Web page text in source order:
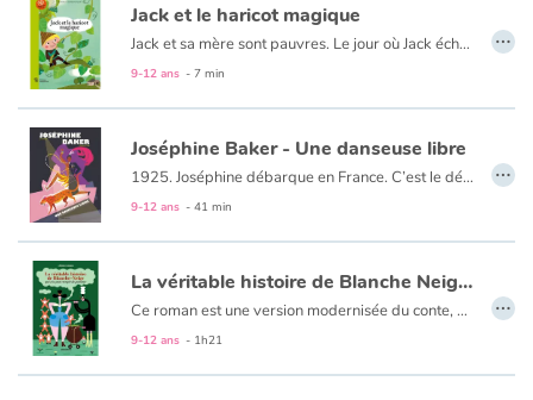
Fêtes et évènements
Amour et amitié
Sujets de société
Émotions et sentiments
Formats et illustrations
Catalogue anglais
Jack et le haricot magique
Jack et sa mère sont pauvres. Le jour où Jack échange leur chèvre contre six graines de haricots, sa mère se fâche. Mais les graines sont en réalité magiques ! En une seule nuit, elles poussent et forment une immense échelle de verdure, semblable à un haricot géant. Jack grimpe jusqu'à son sommet et, au-delà des nuages, pénètre dans la demeure inquiétante d'un
9-12 ans - 7 min
…
Joséphine Baker - Une danseuse libre
1925. Joséphine débarque en France. C’est le début d’une incroyable aventure.
9-12 ans - 41 min
…
La véritable histoire de Blanche Neige qui n'a pas croqué la pomme
Ce roman est une version modernisée du conte, abordant de manière humoristique les thèmes contemporains du bien-être animal, de l’exploitation par le travail, du droit des femmes ou encore de la domination patriarcale sous-jacente.
9-12 ans - 1h21
…